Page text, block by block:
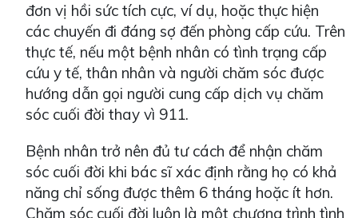
đơn vị hồi sức tích cực, ví dụ, hoặc thực hiện
các chuyến đi đáng sợ đến phòng cấp cứu. Trên
thực tế, nếu một bệnh nhân có tình trạng cấp
cứu y tế, thân nhân và người chăm sóc được
hướng dẫn gọi người cung cấp dịch vụ chăm
sóc cuối đời thay vì 911.
Bệnh nhân trở nên đủ tư cách để nhận chăm
sóc cuối đời khi bác sĩ xác định rằng họ có khả
năng chỉ sống được thêm 6 tháng hoặc ít hơn.
Chăm sóc cuối đời luôn là một chương trình tình